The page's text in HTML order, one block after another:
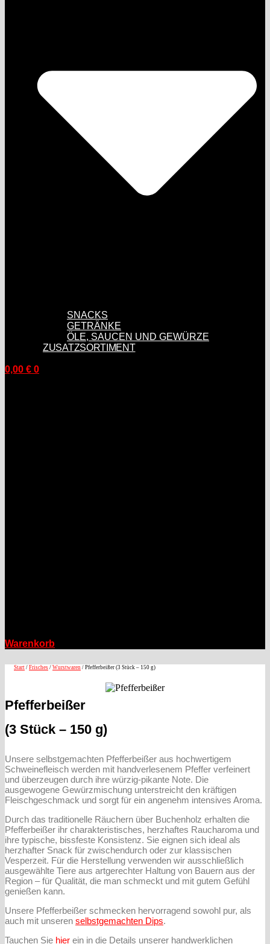
SNACKS
GETRÄNKE
ÖLE, SAUCEN UND GEWÜRZE
ZUSATZSORTIMENT
0,00 € 0
Warenkorb
Start / Frisches / Wurstwaren / Pfefferbeißer (3 Stück – 150 g)
Pfefferbeißer
(3 Stück – 150 g)
Unsere selbstgemachten Pfefferbeißer aus hochwertigem
Schweinefleisch werden mit handverlesenem Pfeffer verfeinert
und überzeugen durch ihre würzig-pikante Note. Die
ausgewogene Gewürzmischung unterstreicht den kräftigen
Fleischgeschmack und sorgt für ein angenehm intensives Aroma.
Durch das traditionelle Räuchern über Buchenholz erhalten die
Pfefferbeißer ihr charakteristisches, herzhaftes Raucharoma und
ihre typische, bissfeste Konsistenz. Sie eignen sich ideal als
herzhafter Snack für zwischendurch oder zur klassischen
Vesperzeit. Für die Herstellung verwenden wir ausschließlich
ausgewählte Tiere aus artgerechter Haltung von Bauern aus der
Region – für Qualität, die man schmeckt und mit gutem Gefühl
genießen kann.
Unsere Pfefferbeißer schmecken hervorragend sowohl pur, als
auch mit unseren selbstgemachten Dips.
Tauchen Sie hier ein in die Details unserer handwerklichen